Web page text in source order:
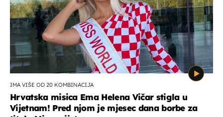
IMA VIŠE OD 20 KOMBINACIJA
Hrvatska misica Ema Helena Vičar stigla u
Vijetnam! Pred njom je mjesec dana borbe za